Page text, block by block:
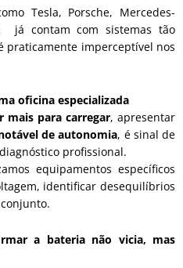
Tesla, Porsche, Mercedes-
já contam com sistemas tão
praticamente imperceptível nos
oficina especializada
mais para carregar, apresentar
de autonomia, é sinal de
profissional.
equipamentos específicos
identificar desequilíbrios
a bateria não vicia, mas